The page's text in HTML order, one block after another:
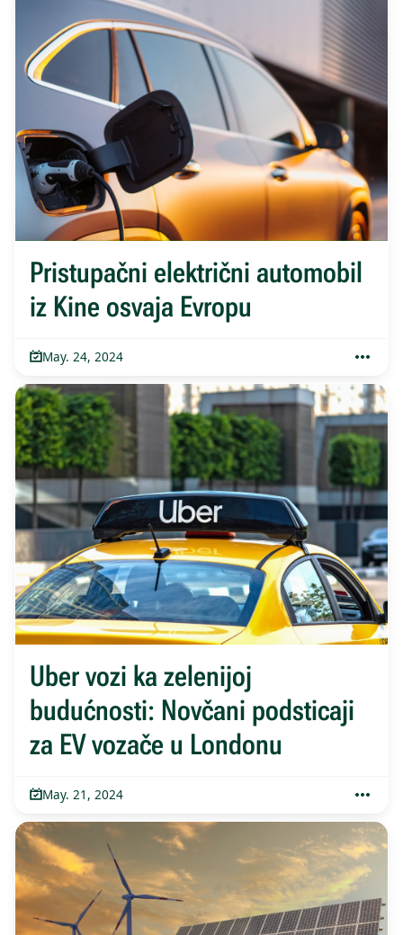
Pristupačni električni automobil
iz Kine osvaja Evropu
May. 24, 2024
Uber vozi ka zelenijoj
budućnosti: Novčani podsticaji
za EV vozače u Londonu
May. 21, 2024